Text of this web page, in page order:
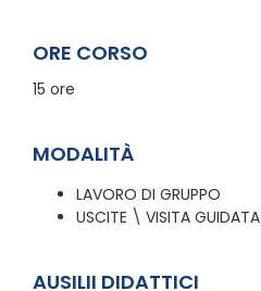
ORE CORSO
15 ore
MODALITÀ
LAVORO DI GRUPPO
USCITE \ VISITA GUIDATA
AUSILII DIDATTICI